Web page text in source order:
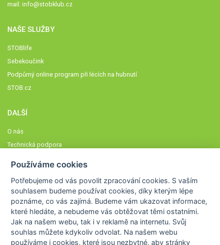
mail: info@stobklub.cz
NAŠE SLUŽBY
STOBlife
Sebekoučink
Podpůrný online program při lécích na hubnutí
STOB.cz
DALŠÍ
O nás
Technická podpora
Členové STOBklubu
Zásady nakládání s osobními údaji
Otestujte se
Spočítejte si
Výzva 52
Používáme cookies
Potřebujeme od vás povolit zpracování cookies. S vaším
souhlasem budeme používat cookies, díky kterým lépe
poznáme,co vás zajímá. Budeme vám ukazovat informace,
které hledáte, a nebudeme vás obtěžovat těmi ostatními.
Jak na našem webu, tak i v reklamě na internetu. Svůj
souhlas můžete kdykoliv odvolat. Na našem webu
používáme i cookies, které jsou nezbytné, aby stránky